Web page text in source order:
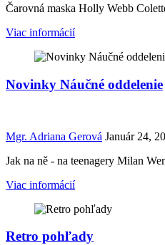
Čarovná maska Holly Webb
Viac informácií
Novinky Náučné oddelenie
Mgr. Adriana Gerová Január 24,
Jak na ně - na teenagery Milan
Viac informácií
Retro pohľady